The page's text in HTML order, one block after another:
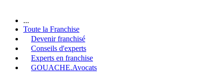
...
Toute la Franchise
Devenir franchisé
Conseils d'experts
Experts en franchise
GOUACHE.Avocats